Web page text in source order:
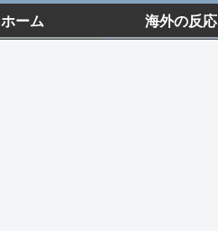
ホーム 海外の反応